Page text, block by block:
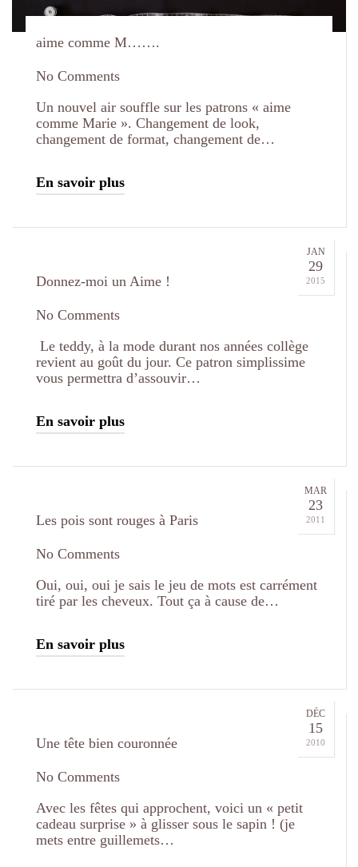
aime comme M…….
No Comments
Un nouvel air souffle sur les patrons « aime
comme Marie ». Changement de look,
changement de format, changement de…
En savoir plus
JAN
29
2015
Donnez-moi un Aime !
No Comments
Le teddy, à la mode durant nos années collège
revient au goût du jour. Ce patron simplissime
vous permettra d’assouvir…
En savoir plus
MAR
23
2011
Les pois sont rouges à Paris
No Comments
Oui, oui, oui je sais le jeu de mots est carrément
tiré par les cheveux. Tout ça à cause de…
En savoir plus
DÉC
15
2010
Une tête bien couronnée
No Comments
Avec les fêtes qui approchent, voici un « petit
cadeau surprise » à glisser sous le sapin ! (je
mets entre guillemets…